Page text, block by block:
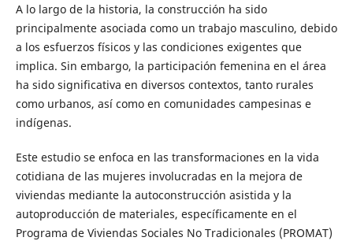
A lo largo de la historia, la construcción ha sido
principalmente asociada como un trabajo masculino, debido
a los esfuerzos físicos y las condiciones exigentes que
implica. Sin embargo, la participación femenina en el área
ha sido significativa en diversos contextos, tanto rurales
como urbanos, así como en comunidades campesinas e
indígenas.
Este estudio se enfoca en las transformaciones en la vida
cotidiana de las mujeres involucradas en la mejora de
viviendas mediante la autoconstrucción asistida y la
autoproducción de materiales, específicamente en el
Programa de Viviendas Sociales No Tradicionales (PROMAT)